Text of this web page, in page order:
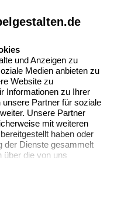
uns
und Anzeigen zu
Medien anbieten zu
Website zu
Informationen zu Ihrer
Partner für soziale
Unsere Partner
mit weiteren
haben oder
der Dienste gesammelt
über die von uns